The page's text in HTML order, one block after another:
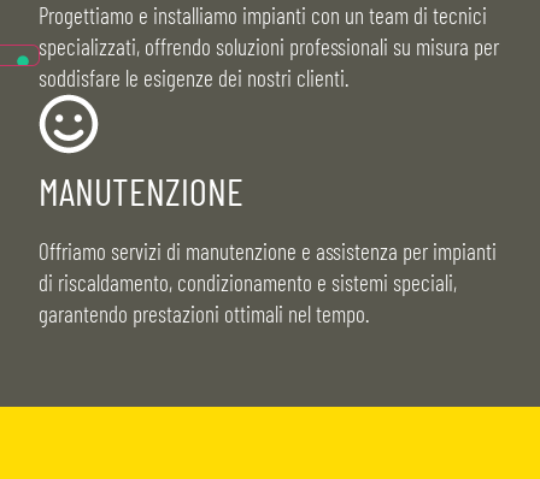
Progettiamo e installiamo impianti con un team di tecnici
specializzati, offrendo soluzioni professionali su misura per
soddisfare le esigenze dei nostri clienti.
MANUTENZIONE
Offriamo servizi di manutenzione e assistenza per impianti
di riscaldamento, condizionamento e sistemi speciali,
garantendo prestazioni ottimali nel tempo.